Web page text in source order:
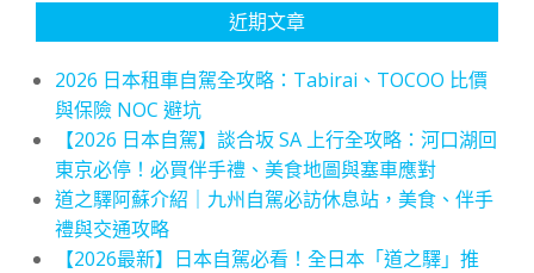
近期文章
2026 日本租車自駕全攻略：Tabirai、TOCOO 比價
與保險 NOC 避坑
【2026 日本自駕】談合坂 SA 上行全攻略：河口湖回
東京必停！必買伴手禮、美食地圖與塞車應對
道之驛阿蘇介紹｜九州自駕必訪休息站，美食、伴手
禮與交通攻略
【2026最新】日本自駕必看！全日本「道之驛」推